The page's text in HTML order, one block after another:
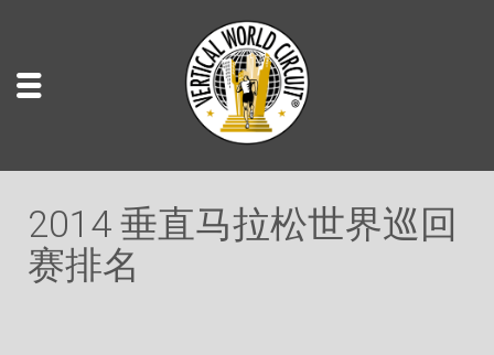
2014 垂直马拉松世界巡回
赛排名